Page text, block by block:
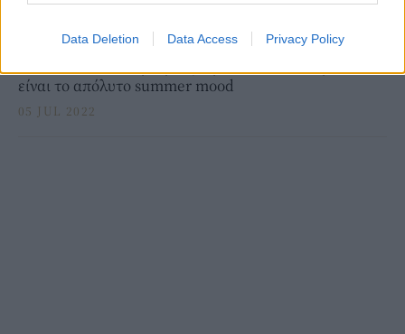
Data Deletion Data Access Privacy Policy
PEOPLE AND STYLE
είναι το απόλυτο summer mood
05 JUL 2022